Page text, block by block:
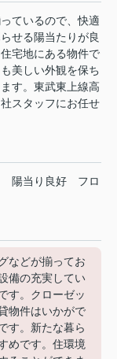
ているので、快適
せる陽当たりが良
宅地にある物件で
美しい外観を保ち
す。東武東上線高
スタッフにお任せ
陽当り良好
フロ
などが揃ってお
備の充実してい
す。クローゼッ
物件はいかがで
す。新たな暮ら
めです。住環境